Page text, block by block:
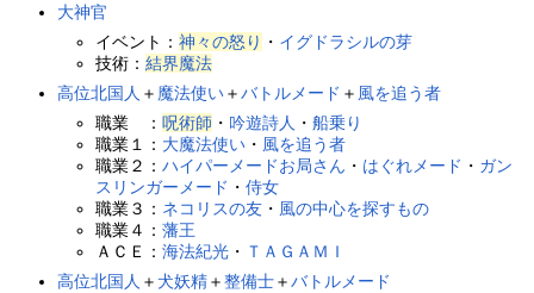
大神官
イベント：神々の怒り ・ イグドラシルの芽
技術：結界魔法
高位北国人 ＋ 魔法使い＋バトルメード ＋ 風を追う者
職業 ：呪術師 ・ 吟遊詩人 ・船乗り
職業１： 大魔法使い ・ 風を追う者
職業２：ハイパーメードお局さん ・ はぐれメード ・ ガン
スリンガーメード ・侍女
職業３： ネコリスの友 ・ 風の中心を探すもの
職業４：藩王
ＡＣＥ：海法紀光 ・ ＴＡＧＡＭＩ
高位北国人 ＋犬妖精＋整備士＋バトルメード